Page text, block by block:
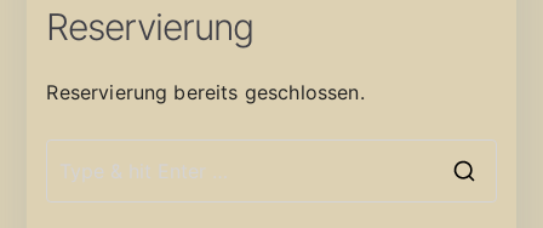
Reservierung
Reservierung bereits geschlossen.